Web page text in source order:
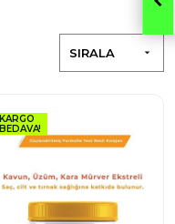
SIRALA
KARGO
BEDAVA!